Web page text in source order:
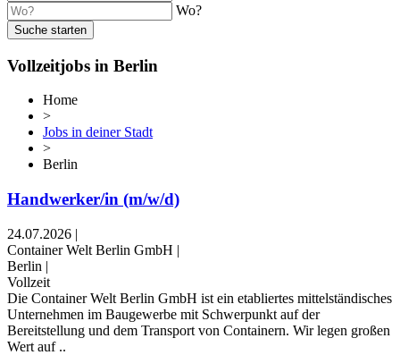
Wo?
Suche starten
Vollzeitjobs in Berlin
Home
>
Jobs in deiner Stadt
>
Berlin
Handwerker/in (m/w/d)
24.07.2026 |
Container Welt Berlin GmbH |
Berlin |
Vollzeit
Die Container Welt Berlin GmbH ist ein etabliertes mittelständisches
Unternehmen im Baugewerbe mit Schwerpunkt auf der
Bereitstellung und dem Transport von Containern. Wir legen großen
Wert auf ..